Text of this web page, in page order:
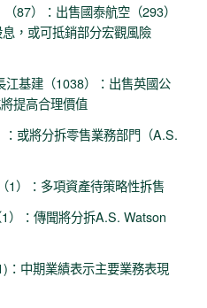
87）：出售國泰航空（293）
，或可抵銷部分宏觀風險
江基建（1038）：出售英國公
提高合理價值
：或將分拆零售業務部門（A.S.
1）：多項資產待策略性拆售
）：傳聞將分拆A.S. Watson
：中期業績表示主要業務表現